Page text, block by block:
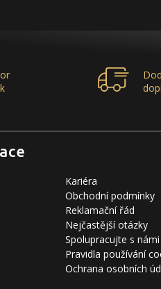
Kariéra
Obchodní podmínky
Reklamační řád
Nejčastější otázky
Spolupracujte s námi
Pravidla používání
Ochrana osobních